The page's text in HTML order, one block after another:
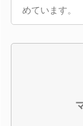
めています。